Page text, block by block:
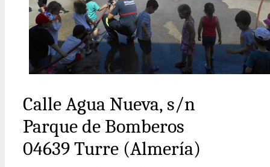
Calle Agua Nueva, s/n
Parque de Bomberos
04639 Turre (Almería)